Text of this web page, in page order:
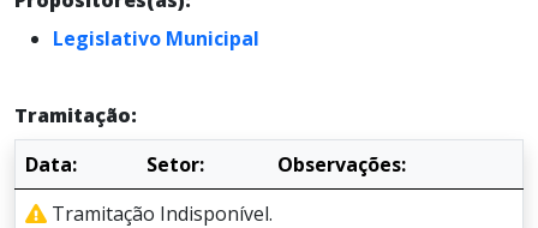
Legislativo Municipal
Tramitação:
Data:
Setor:
Observações:
Tramitação Indisponível.